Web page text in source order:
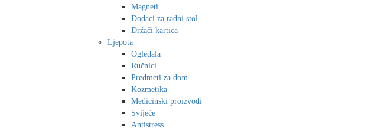
Magneti
Dodaci za radni stol
Držači kartica
Ljepota
Ogledala
Ručnici
Predmeti za dom
Kozmetika
Medicinski proizvodi
Svijeće
Antistress